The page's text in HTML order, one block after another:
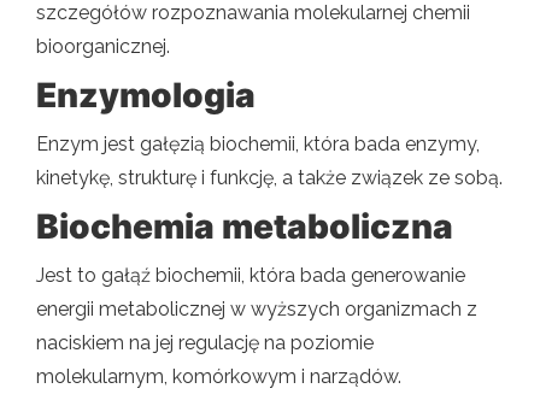
szczegółów rozpoznawania molekularnej chemii
bioorganicznej.
Enzymologia
Enzym jest gałęzią biochemii, która bada enzymy,
kinetykę, strukturę i funkcję, a także związek ze sobą.
Biochemia metaboliczna
Jest to gałąź biochemii, która bada generowanie
energii metabolicznej w wyższych organizmach z
naciskiem na jej regulację na poziomie
molekularnym, komórkowym i narządów.